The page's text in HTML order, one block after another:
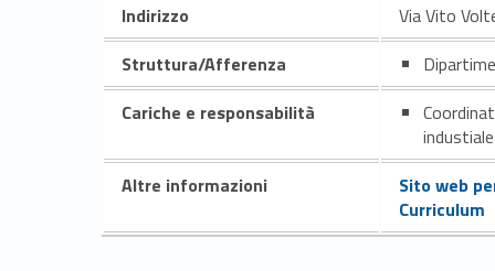
Indirizzo
Via Vito
Struttura/Afferenza
Cariche e responsabilità
industiale
Altre informazioni
Sito web
Curriculum